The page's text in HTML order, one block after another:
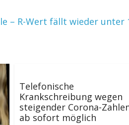
– R-Wert fällt wieder unter
Telefonische
Krankschreibung wegen
steigender Corona-
ab sofort möglich